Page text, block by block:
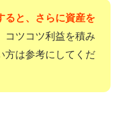
ると、さらに資産を
コツコツ利益を積み
方は参考にしてくだ